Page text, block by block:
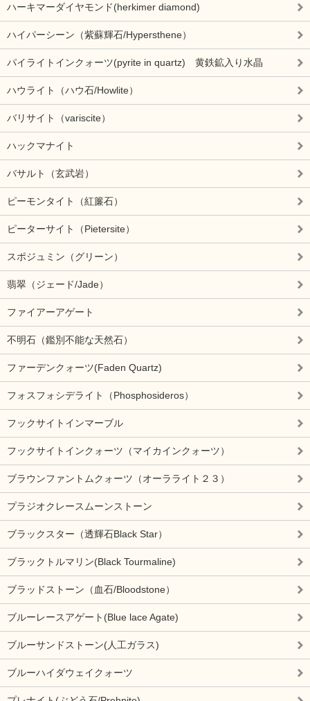
ハーキマーダイヤモンド(herkimer diamond)
ハイパーシーン（紫蘇輝石/Hypersthene）
パイライトインクォーツ(pyrite in quartz) 黄鉄鉱入り水晶
ハウライト（ハウ石/Howlite）
バリサイト（variscite）
ハックマナイト
バサルト（玄武岩）
ピーモンタイト（紅簾石）
ピーターサイト（Pietersite）
スポジュミン（グリーン）
翡翠（ジェード/Jade）
ファイアーアゲート
不明石（鑑別不能な天然石）
ファーデンクォーツ(Faden Quartz)
フォスフォシデライト（Phosphosideros）
フックサイトインマーブル
フックサイトインクォーツ（マイカインクォーツ）
ブラウンファントムクォーツ（オーラライト２３）
プラジオクレースムーンストーン
ブラックスター（透輝石Black Star）
ブラックトルマリン(Black Tourmaline)
ブラッドストーン（血石/Bloodstone）
ブルーレースアゲート(Blue lace Agate)
ブルーサンドストーン(人工ガラス)
ブルーハイダウェイクォーツ